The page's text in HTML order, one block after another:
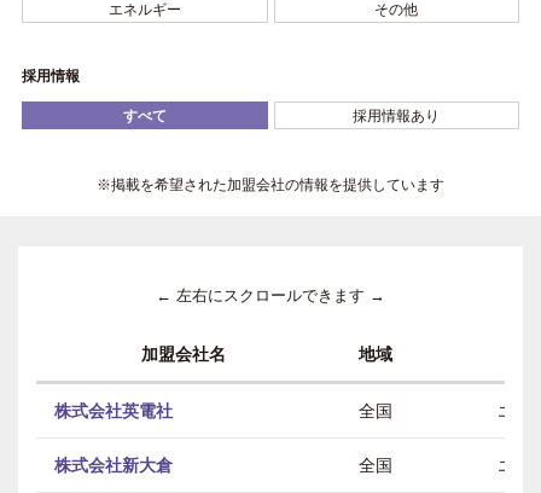
エネルギー その他
採用情報
すべて 採用情報あり
※掲載を希望された加盟会社の情報を提供しています
← 左右にスクロールできます →
加盟会社名 地域
株式会社英電社 全国 エン
株式会社新大倉 全国 エン